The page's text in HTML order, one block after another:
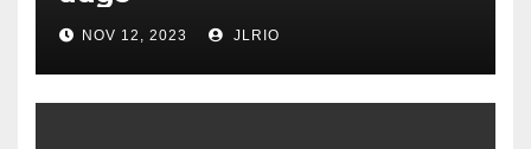
NOV 12, 2023 JLRIO